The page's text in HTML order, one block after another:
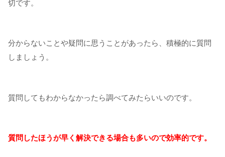
切です。
分からないことや疑問に思うことがあったら、積極的に質問
しましょう。
質問してもわからなかったら調べてみたらいいのです。
質問したほうが早く解決できる場合も多いので効率的です。